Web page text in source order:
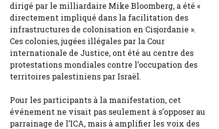
dirigé par le milliardaire Mike Bloomberg, a été «
directement impliqué dans la facilitation des
infrastructures de colonisation en Cisjordanie ».
Ces colonies, jugées illégales par la Cour
internationale de Justice, ont été au centre des
protestations mondiales contre l’occupation des
territoires palestiniens par Israël.
Pour les participants à la manifestation, cet
événement ne visait pas seulement à s’opposer au
parrainage de l’ICA, mais à amplifier les voix des